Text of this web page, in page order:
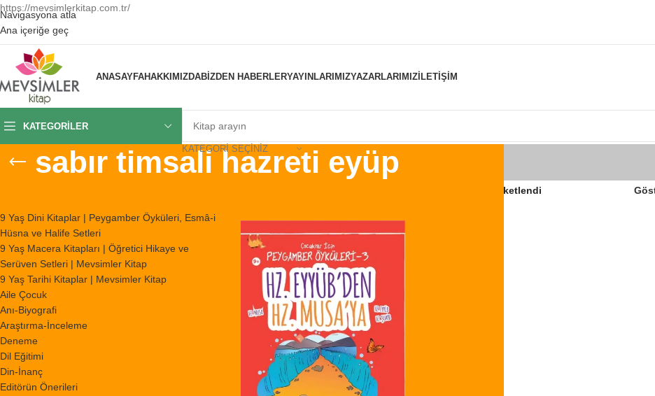
https://mevsimlerkitap.com.tr/
Navigasyona atla
Ana içeriğe geç
ANASAYFAHAKKIMIZDABIZDEN HABERLERYAYINLARIMIZYAZARLARIMIZİLETIŞIM
KATEGORILER
KATEGORI SEÇINIZ
sabır timsali hazreti eyüp
9 Yaş Dini Kitaplar | Peygamber Öyküleri, Esmâ-i
Hüsna ve Halife Setleri
9 Yaş Macera Kitapları | Öğretici Hikaye ve
Serüven Setleri | Mevsimler Kitap
9 Yaş Tarihi Kitaplar | Mevsimler Kitap
Aile Çocuk
Anı-Biyografi
Araştırma-İnceleme
Deneme
Dil Eğitimi
Din-İnanç
Editörün Önerileri
Ürünler “sabır timsali hazreti eyüp” olarak etiketlendi